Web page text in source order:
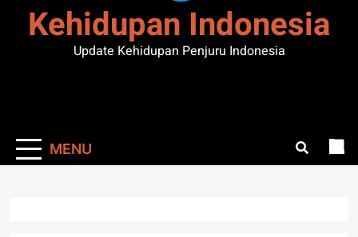
Kehidupan Indonesia
Update Kehidupan Penjuru Indonesia
MENU